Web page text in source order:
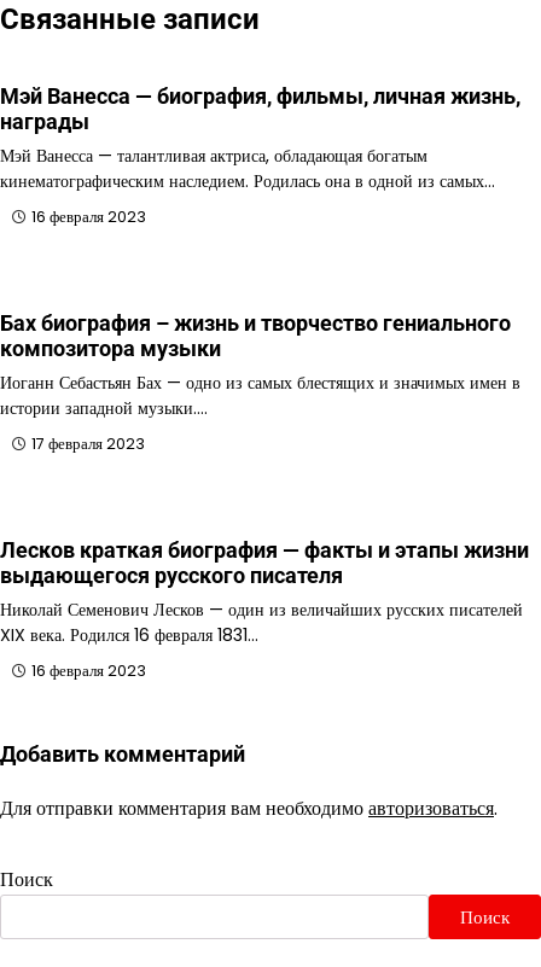
Связанные записи
Мэй Ванесса — биография, фильмы, личная жизнь,
награды
Мэй Ванесса — талантливая актриса, обладающая богатым
кинематографическим наследием. Родилась она в одной из самых…
16 февраля 2023
Бах биография – жизнь и творчество гениального
композитора музыки
Иоганн Себастьян Бах — одно из самых блестящих и значимых имен в
истории западной музыки.…
17 февраля 2023
Лесков краткая биография — факты и этапы жизни
выдающегося русского писателя
Николай Семенович Лесков — один из величайших русских писателей
XIX века. Родился 16 февраля 1831…
16 февраля 2023
Добавить комментарий
Для отправки комментария вам необходимоавторизоваться.
Поиск
Поиск